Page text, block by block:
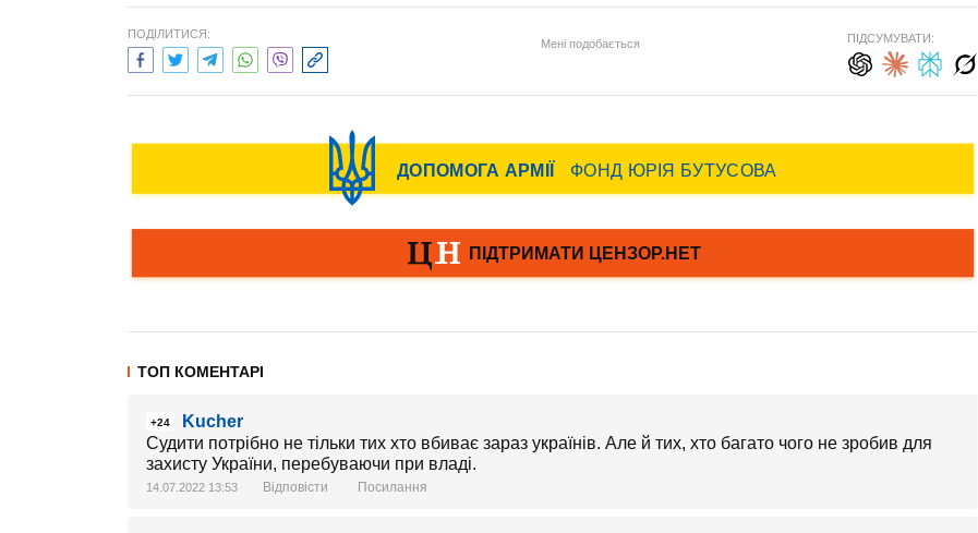
ПОДІЛИТИСЯ:
Мені подобається ПІДСУМУВАТИ:
ТОП КОМЕНТАРІ
+24
Kucher
Судити потрібно не тільки тих хто вбиває зараз українів. Але й тих, хто багато чого не зробив для
захисту України, перебуваючи при владі.
14.07.2022 13:53 Відповісти Посилання